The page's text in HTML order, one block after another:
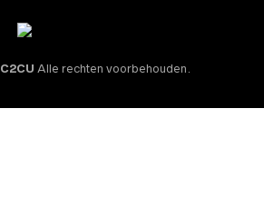
C2CU Alle rechten voorbehouden.